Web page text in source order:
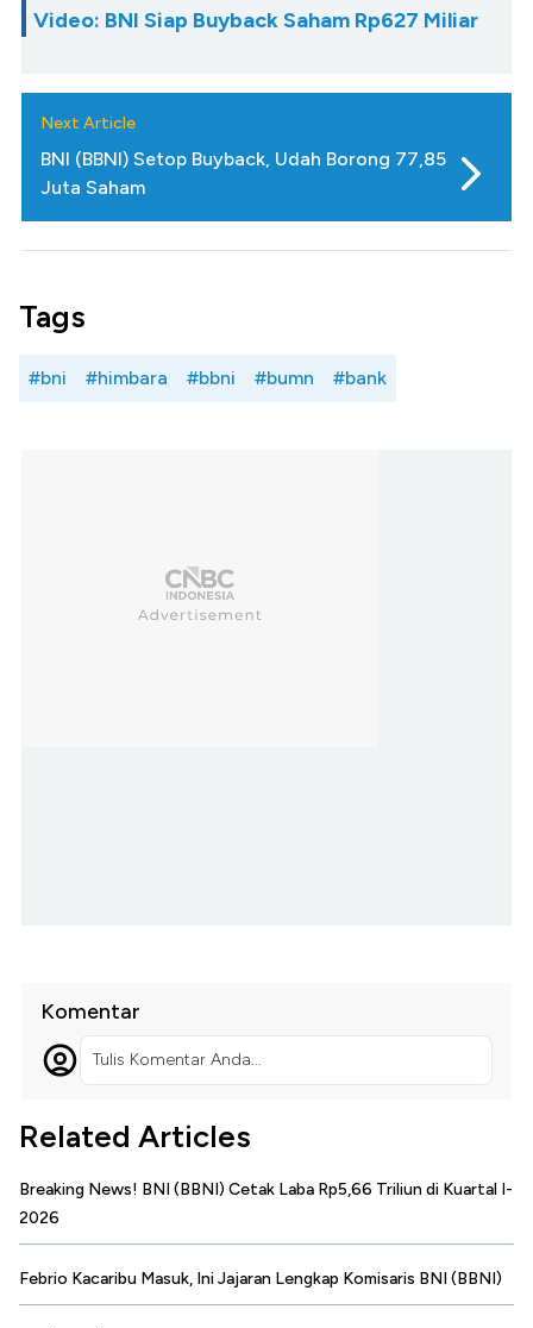
Video: BNI Siap Buyback Saham Rp627 Miliar
Next Article
BNI (BBNI) Setop Buyback, Udah Borong 77,85
Juta Saham
Tags
#bni #himbara #bbni #bumn #bank
Komentar
Tulis Komentar Anda...
Related Articles
Breaking News! BNI (BBNI) Cetak Laba Rp5,66 Triliun di Kuartal I-
2026
Febrio Kacaribu Masuk, Ini Jajaran Lengkap Komisaris BNI (BBNI)